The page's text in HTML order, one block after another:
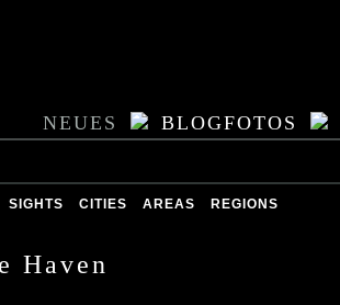
NEUES BLOGFOTOS
SIGHTS CITIES AREAS REGIONS
Haven